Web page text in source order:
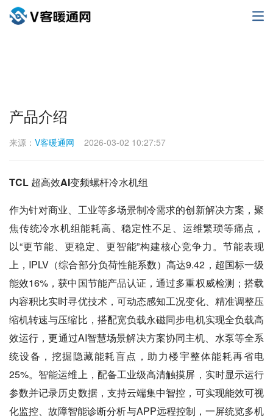
产品介绍
来源： V客暖通网 2026-03-02 10:27:57
TCL 超高效AI变频螺杆冷水机组
作为针对商业、工业等多场景制冷需求的创新解决方案，聚
焦传统冷水机组能耗高、稳定性不足、运维繁琐等痛点，
以“更节能、更稳定、更智能”构建核心竞争力。节能表现
上，IPLV（综合部分负荷性能系数）高达9.42，超国标一级
能效16%，获中国节能产品认证，通过多重权威检测；搭载
内容积比实时寻优技术，可动态感知工况变化、精准调整压
缩机转速与压缩比，搭配宽负载永磁同步电机实现全负载高
效运行，更通过AI智慧场景解决方案协同主机、水泵等全系
统设备，挖掘隐藏能耗盲点，助力楼宇整体能耗再省电
25%。智能运维上，配备工业级高清触摸屏，实时显示运行
参数并记录历史数据，支持云端集中智控，可实现能效可视
化监控、故障智能诊断分析与APP远程控制，一屏统览多机